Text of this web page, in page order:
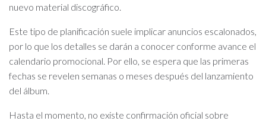
nuevo material discográfico.
Este tipo de planificación suele implicar anuncios escalonados,
por lo que los detalles se darán a conocer conforme avance el
calendario promocional. Por ello, se espera que las primeras
fechas se revelen semanas o meses después del lanzamiento
del álbum.
Hasta el momento, no existe confirmación oficial sobre